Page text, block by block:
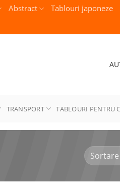
Abstract Tablouri japoneze
TRANSPORT TABLOURI PENTRU